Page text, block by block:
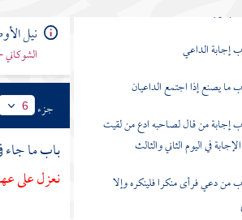
بدونها
إجابة الداعي
ما يصنع إذا اجتمع الداعيان
إجابة من قال لصاحبه ادع من لقيت
في اليوم الثاني والثالث
من دعي فرأى منكرا فلينكره وإلا
نيل
جزء 6
باب ما جاء
نعزل على